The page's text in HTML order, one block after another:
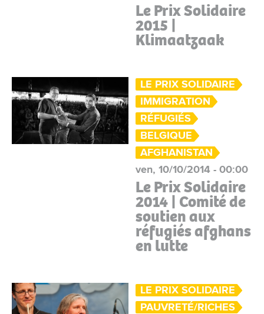
Le Prix Solidaire
2015 |
Klimaatzaak
LE PRIX SOLIDAIRE
IMMIGRATION
RÉFUGIÉS
BELGIQUE
AFGHANISTAN
ven, 10/10/2014 - 00:00
Le Prix Solidaire
2014 | Comité de
soutien aux
réfugiés afghans
en lutte
LE PRIX SOLIDAIRE
PAUVRETÉ/RICHES